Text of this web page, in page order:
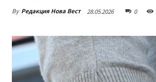
By Редакция Нова Вест 28.05.2026 0